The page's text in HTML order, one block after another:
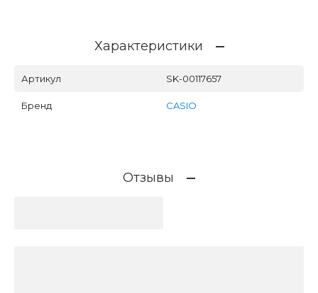
Характеристики
Артикул SK-00117657
Бренд CASIO
Отзывы